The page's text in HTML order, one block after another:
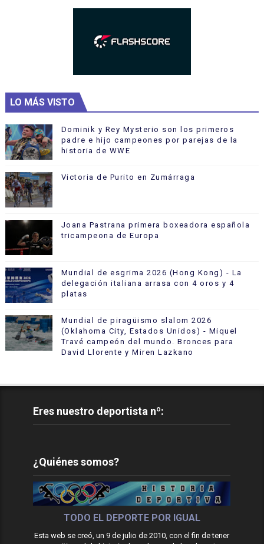
LO MÁS VISTO
Dominik y Rey Mysterio son los primeros
padre e hijo campeones por parejas de la
historia de WWE
Victoria de Purito en Zumárraga
Joana Pastrana primera boxeadora española
tricampeona de Europa
Mundial de esgrima 2026 (Hong Kong) - La
delegación italiana arrasa con 4 oros y 4
platas
Mundial de piragüismo slalom 2026
(Oklahoma City, Estados Unidos) - Miquel
Travé campeón del mundo. Bronces para
David Llorente y Miren Lazkano
Eres nuestro deportista nº:
¿Quiénes somos?
TODO EL DEPORTE POR IGUAL
Esta web se creó, un 9 de julio de 2010, con el fin de tener